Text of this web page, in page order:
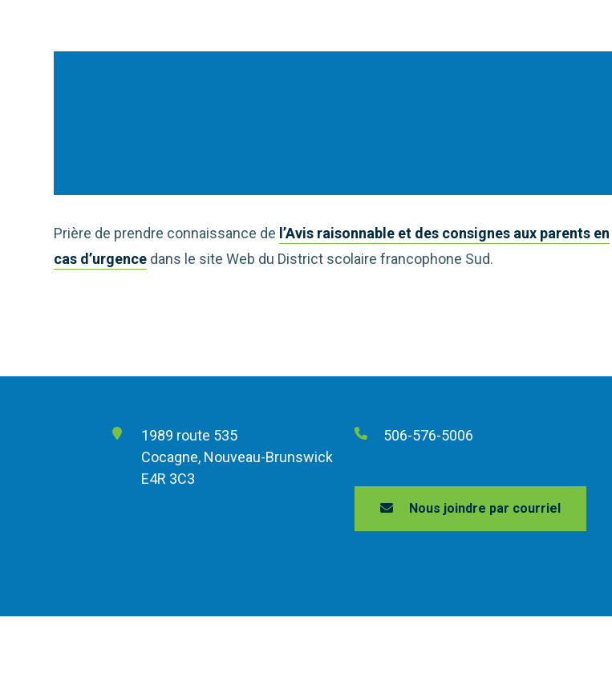
Prière de prendre connaissance de l’Avis raisonnable et des consignes aux parents en
cas d’urgence dans le site Web du District scolaire francophone Sud.
1989 route 535
Cocagne, Nouveau-Brunswick
E4R 3C3
506-576-5006
Nous joindre par courriel